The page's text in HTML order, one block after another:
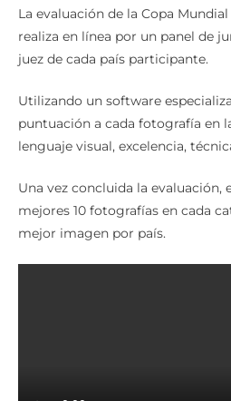
La evaluación de la Copa
realiza en línea por un panel de
juez de cada país participante.
Utilizando un software
puntuación a cada fotografía en
lenguaje visual, excelencia,
Una vez concluida la evaluación,
mejores 10 fotografías en cada
mejor imagen por país.